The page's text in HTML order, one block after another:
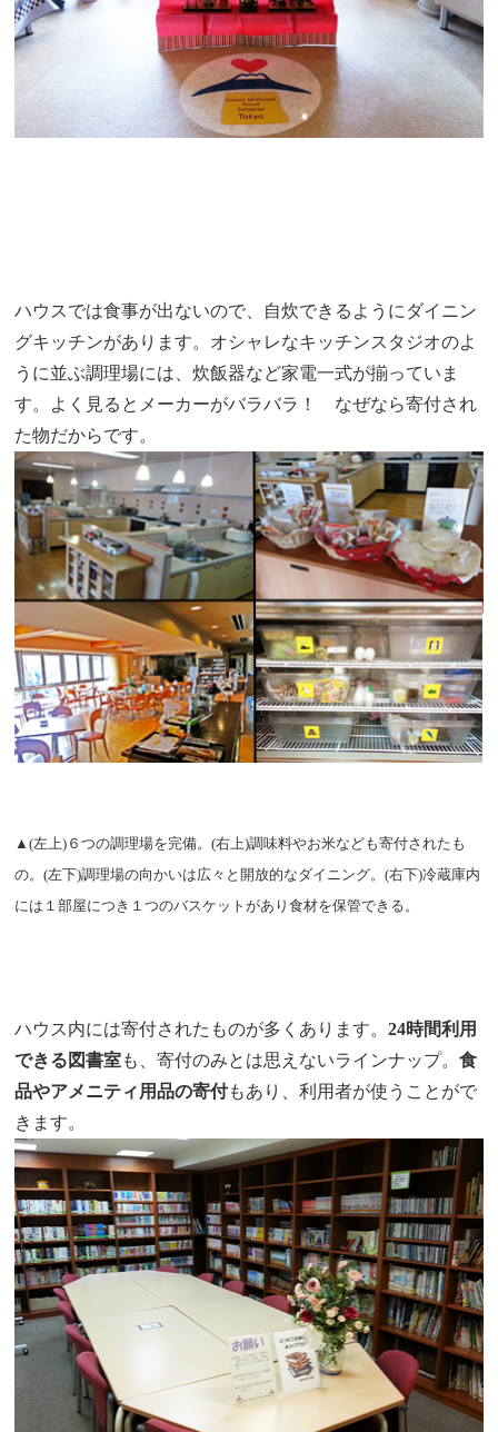
ハウスでは食事が出ないので、自炊できるようにダイニン
グキッチンがあります。オシャレなキッチンスタジオのよ
うに並ぶ調理場には、炊飯器など家電一式が揃っていま
す。よく見るとメーカーがバラバラ！ なぜなら寄付され
た物だからです。
▲(左上)６つの調理場を完備。(右上)調味料やお米なども寄付されたも
の。(左下)調理場の向かいは広々と開放的なダイニング。(右下)冷蔵庫内
には１部屋につき１つのバスケットがあり食材を保管できる。
ハウス内には寄付されたものが多くあります。24時間利用
できる図書室も、寄付のみとは思えないラインナップ。食
品やアメニティ用品の寄付もあり、利用者が使うことがで
きます。